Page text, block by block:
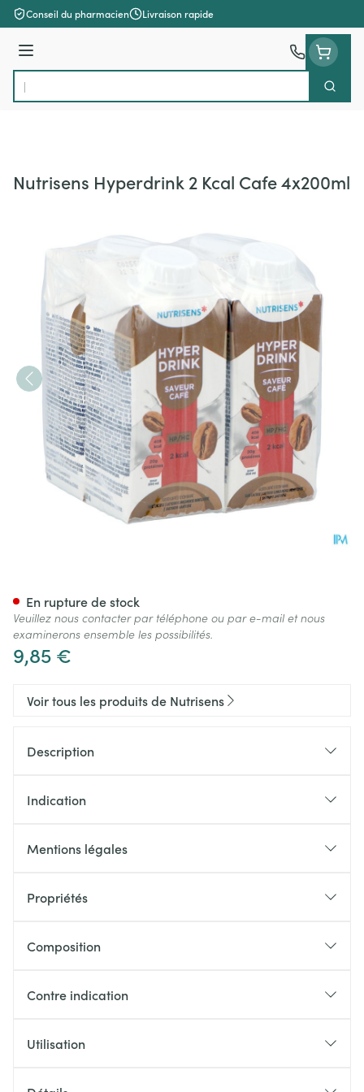
Aller au contenu
Conseil du pharmacien Livraison rapide
Menu
Rechercher
Nutrisens Hyperdrink 2 Kcal Cafe 4x200ml
9,85 €
En rupture de stock
Veuillez nous contacter par téléphone ou par e-mail et nous
examinerons ensemble les possibilités.
Voir tous les produits de Nutrisens
Description
Indication
Mentions légales
Propriétés
Composition
Contre indication
Utilisation